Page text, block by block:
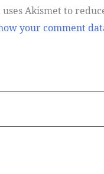
Akismet to
your comment